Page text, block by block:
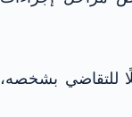
للتقاضي بشخصه،